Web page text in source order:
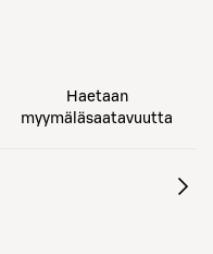
Haetaan
myymäläsaatavuutta